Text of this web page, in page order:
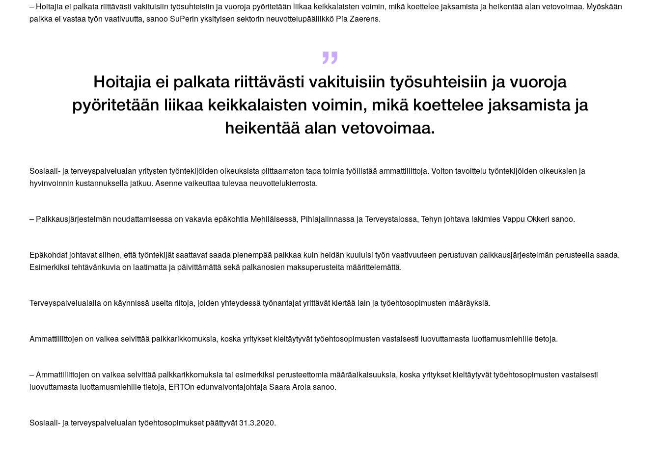
– Hoitajia ei palkata riittävästi vakituisiin työsuhteisiin ja vuoroja pyöritetään liikaa keikkalaisten voimin, mikä koettelee jaksamista ja heikentää alan vetovoimaa. Myöskään
palkka ei vastaa työn vaativuutta, sanoo SuPerin yksityisen sektorin neuvottelupäällikkö Pia Zaerens.
Hoitajia ei palkata riittävästi vakituisiin työsuhteisiin ja vuoroja
pyöritetään liikaa keikkalaisten voimin, mikä koettelee jaksamista ja
heikentää alan vetovoimaa.
Sosiaali- ja terveyspalvelualan yritysten työntekijöiden oikeuksista piittaamaton tapa toimia työllistää ammattiliittoja. Voiton tavoittelu työntekijöiden oikeuksien ja
hyvinvoinnin kustannuksella jatkuu. Asenne vaikeuttaa tulevaa neuvottelukierrosta.
– Palkkausjärjestelmän noudattamisessa on vakavia epäkohtia Mehiläisessä, Pihlajalinnassa ja Terveystalossa, Tehyn johtava lakimies Vappu Okkeri sanoo.
Epäkohdat johtavat siihen, että työntekijät saattavat saada pienempää palkkaa kuin heidän kuuluisi työn vaativuuteen perustuvan palkkausjärjestelmän perusteella saada.
Esimerkiksi tehtävänkuvia on laatimatta ja päivittämättä sekä palkanosien maksuperusteita määrittelemättä.
Terveyspalvelualalla on käynnissä useita riitoja, joiden yhteydessä työnantajat yrittävät kiertää lain ja työehtosopimusten määräyksiä.
Ammattiliittojen on vaikea selvittää palkkarikkomuksia, koska yritykset kieltäytyvät työehtosopimusten vastaisesti luovuttamasta luottamusmiehille tietoja.
– Ammattiliittojen on vaikea selvittää palkkarikkomuksia tai esimerkiksi perusteettomia määräaikaisuuksia, koska yritykset kieltäytyvät työehtosopimusten vastaisesti
luovuttamasta luottamusmiehille tietoja, ERTOn edunvalvontajohtaja Saara Arola sanoo.
Sosiaali- ja terveyspalvelualan työehtosopimukset päättyvät 31.3.2020.